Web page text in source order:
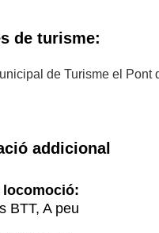
de turisme:
de Turisme el Pont
addicional
locomoció:
BTT, A peu